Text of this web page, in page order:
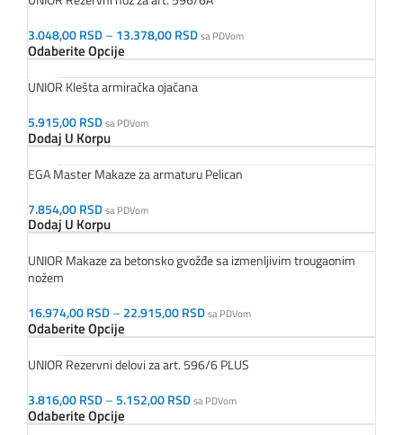
3.048,00RSD– 13.378,00RSDsa PDVom
Odaberite Opcije
UNIOR Klešta armiračka ojačana
5.915,00RSDsa PDVom
Dodaj U Korpu
EGA Master Makaze za armaturu Pelican
7.854,00RSDsa PDVom
Dodaj U Korpu
UNIOR Makaze za betonsko gvožđe sa izmenljivim trougaonim
nožem
16.974,00RSD– 22.915,00RSDsa PDVom
Odaberite Opcije
UNIOR Rezervni delovi za art. 596/6 PLUS
3.816,00RSD–5.152,00RSDsa PDVom
Odaberite Opcije